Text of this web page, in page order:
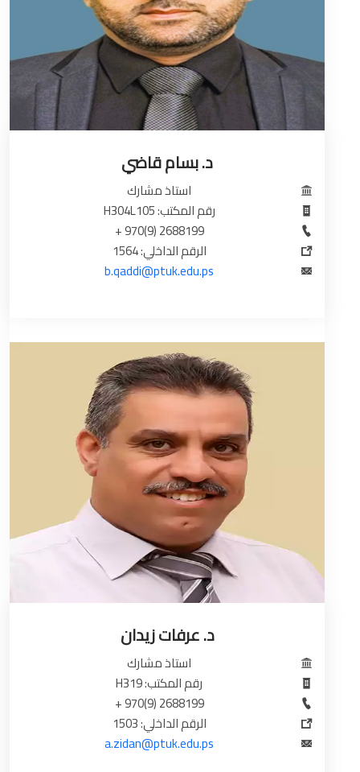
د. بسام قاضي
استاذ مشارك
رقم المكتب: H304L105
2688199 (9)970 +
الرقم الداخلي: 1564
b.qaddi@ptuk.edu.ps
د. عرفات زيدان
استاذ مشارك
رقم المكتب: H319
2688199 (9)970 +
الرقم الداخلي: 1503
a.zidan@ptuk.edu.ps